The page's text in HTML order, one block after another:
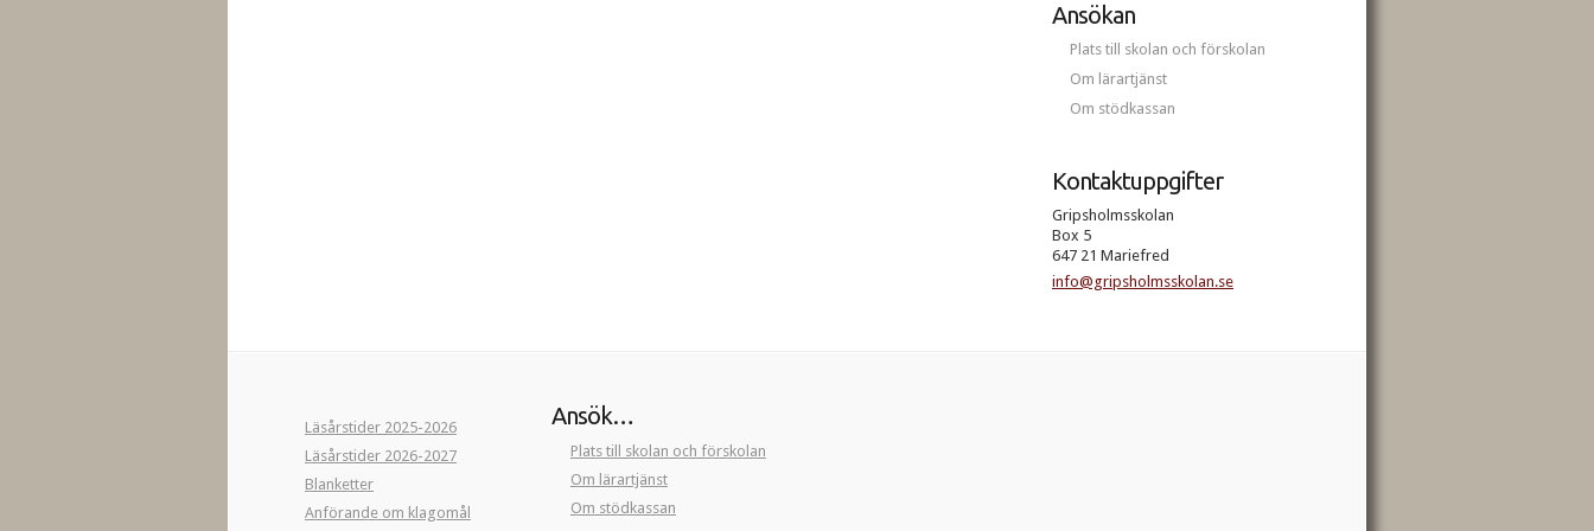
Ansökan
Plats till skolan och förskolan
Om lärartjänst
Om stödkassan
Kontaktuppgifter
Gripsholmsskolan
Box 5
647 21 Mariefred
info@gripsholmsskolan.se
Läsårstider 2025-2026
Läsårstider 2026-2027
Blanketter
Anförande om klagomål
Ansök…
Plats till skolan och förskolan
Om lärartjänst
Om stödkassan